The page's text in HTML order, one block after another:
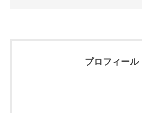
プロフィール